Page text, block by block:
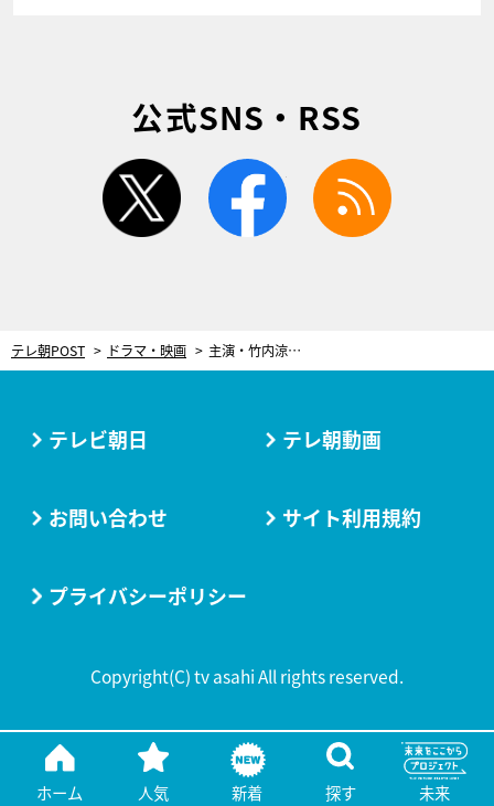
公式SNS・RSS
twitter facebook
テレ朝POST ドラマ・映画 主演・竹内涼真の涙しそうな笑顔に感動。ドラマ『看守の流儀』、受刑者の仮出所を祝った熱い“敬礼”
ホーム 人気 新着 探す 未来
テレビ朝日 テレ朝動画
お問い合わせ サイト利用規約
プライバシーポリシー
Copyright(C) tv asahi All rights reserved.